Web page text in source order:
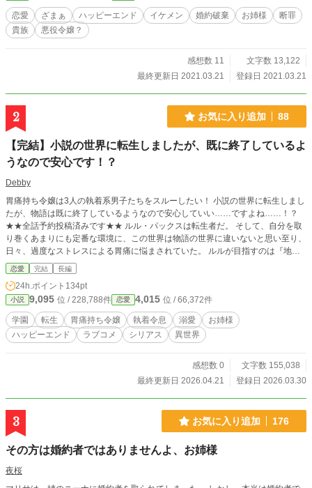
恋愛 ざまぁ ハッピーエンド イケメン 婚約破棄 お姉様
断罪
貴族
悪役令嬢？
感想数 11
文字数 13,122
最終更新日 2021.03.21
登録日 2021.03.21
2 お気に入り追加 88
【完結】小説の世界に転生しましたが、既に終了しているよ
うなので安心です！？
Debby
胃痛持ち令嬢は3人の執着系男子たちをスルーしたい！ 小説の世界に転生しまし
たが、物語は既に終了しているようなので安心していい……ですよね……！？
★★全話予約投稿済みです★★ ルル・パックスは転生者だ。 そして、自分を取
り巻くあまりにも定番な環境に、この世界は物語の世界に違いないと思い至り、
日々、過度なストレスによる胃痛に悩まされていた。 ルルが目指すのは『地味
で目立たない平穏な学生生活を送り、無事に卒業する』こと。 なのに入学
早々、イケメン生徒会役員に目をつけられた上に、令嬢に人気の『三華（みは
な）サロン』のお姉様方からの招待状を受け取り、注目を浴びてしまう！ 絡ん
でくる令嬢を退け、胃痛に耐えながら向かったサロンで、ルルは三華のお姉様3
人が転生者であること、そしてここが『三片の恋標（みひらのこいしるべ）』と
いうオムニバスの小説の世界だという事実を聞かされる。 （え！？ 物語は終
わっているの？ やった！私はモブだったんだっ！） だけど安心したのも束の
『灰青の瞳』シエル。 完璧な微笑みと策略でルルを絡めとろうとする『瑠璃の
『琥珀の瞳』公爵令息バルト…… 最強で最高な三華のお姉様たちの協力を得
て、平穏を脅かす執着令息や令嬢を回避したルル。 胃痛が違う痛みに変化した
ことに気付いた時、ルルの前に立ちはだかったのは意外な人物──味方だったは
ずのお姉様だった…… ★覗いていただいて、ありがとうございます。 よろしけ
れば、このままお付き合いください(* ᴗ ᴗ)⁾⁾
恋愛 完結 長編
24h.ポイント 134pt
小説 9,095 位 / 228,788件 恋愛 4,015 位 / 66,372件
学園 転生 胃痛持ち令嬢 執着令息 溺愛
お姉様
ハッピーエンド
ラブコメ シリアス 異世界
感想数 0
文字数 155,038
最終更新日 2026.04.21
登録日 2026.03.30
3 お気に入り追加 176
その方は婚約者ではありませんよ、お姉様
夜桜